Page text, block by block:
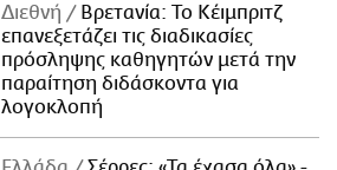
Διεθνή
Βρετανία: Το Κέιμπριτζ
επανεξετάζει τις διαδικασίες
πρόσληψης καθηγητών μετά την
παραίτηση διδάσκοντα για
λογοκλοπή